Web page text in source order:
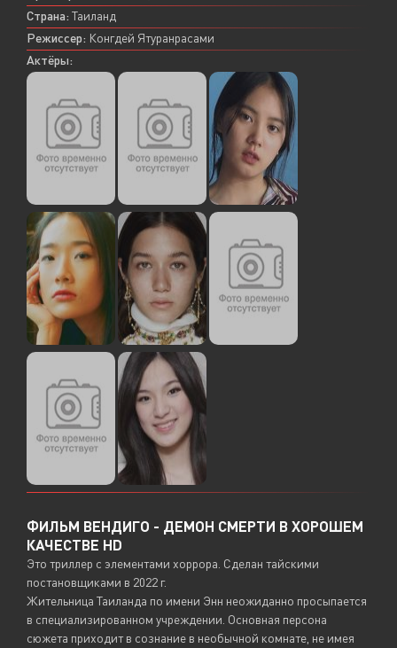
Страна: Таиланд
Режиссер: Конгдей Ятуранрасами
Актёры:
ФИЛЬМ ВЕНДИГО - ДЕМОН СМЕРТИ В ХОРОШЕМ
КАЧЕСТВЕ HD
Это триллер с элементами хоррора. Сделан тайскими
постановщиками в 2022 г.
Жительница Таиланда по имени Энн неожиданно просыпается
в специализированном учреждении. Основная персона
сюжета приходит в сознание в необычной комнате, не имея